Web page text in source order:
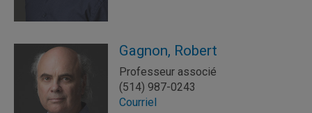
Gagnon, Robert
Professeur associé
(514) 987-0243
Courriel